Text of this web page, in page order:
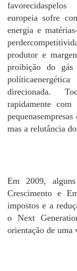
europeia sofre
energia e
produtor e
proibição do
direcionada.
rapidamente
mas a relutância
Em 2009,
Crescimento e
impostos e a
o Next
orientação de uma